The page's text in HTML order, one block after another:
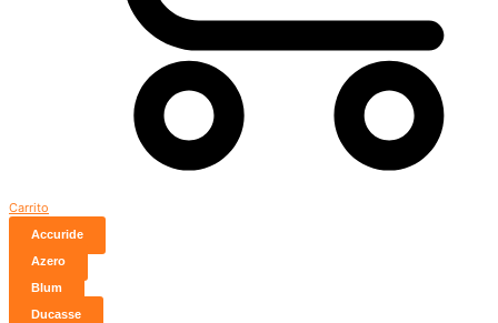
Carrito
Accuride
Azero
Blum
Ducasse